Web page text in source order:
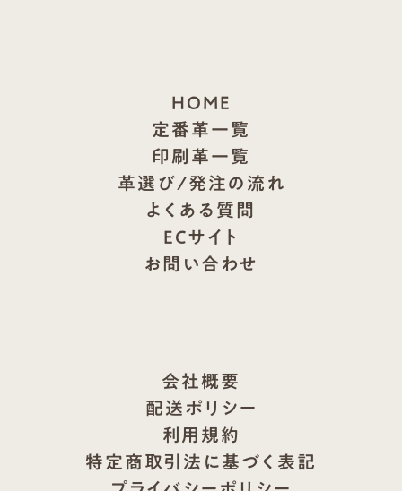
HOME
定番革一覧
印刷革一覧
革選び/発注の流れ
よくある質問
ECサイト
お問い合わせ
特定商取引法に基づく表記
利用規約
配送ポリシー
会社概要